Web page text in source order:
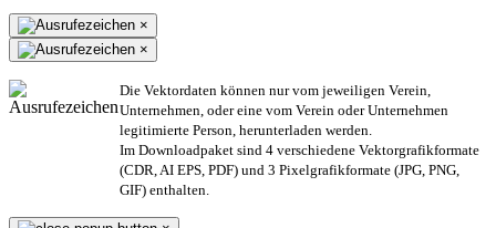
×
×
Die Vektordaten können nur vom jeweiligen Verein,
Unternehmen, oder eine vom Verein oder Unternehmen
legitimierte Person, herunterladen werden.
Im Downloadpaket sind 4 verschiedene Vektorgrafikformate
(CDR, AI EPS, PDF) und 3 Pixelgrafikformate (JPG, PNG,
GIF) enthalten.